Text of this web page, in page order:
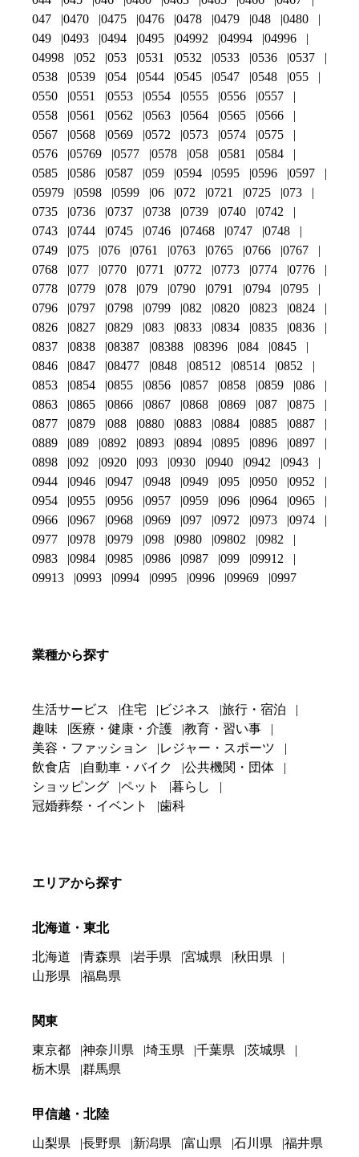
047
0470 0475 0476 0478 0479 048
0480
049
0493 0494 0495 04992 04994
04996
04998
052 053 0531 0532 0533 0536
0537
0538
0539 054 0544 0545 0547 0548
055
0550
0551 0553 0554 0555 0556
0557
0558
0561 0562 0563 0564 0565
0566
0567
0568 0569 0572 0573 0574
0575
0576
05769 0577 0578 058 0581
0584
0585
0586 0587 059 0594 0595 0596
0597
05979
0598 0599 06 072 0721 0725
073
0735
0736 0737 0738 0739 0740
0742
0743
0744 0745 0746 07468 0747
0748
0749
075 076 0761 0763 0765 0766
0767
0768
077 0770 0771 0772 0773 0774
0776
0778
0779 078 079 0790 0791 0794
0795
0796
0797 0798 0799 082 0820 0823
0824
0826
0827 0829 083 0833 0834 0835
0836
0837
0838 08387 08388 08396 084
0845
0846
0847 08477 0848 08512 08514
0852
0853
0854 0855 0856 0857 0858 0859
086
0863
0865 0866 0867 0868 0869 087
0875
0877
0879 088 0880 0883 0884 0885
0887
0889
089 0892 0893 0894 0895 0896
0897
0898
092 0920 093 0930 0940 0942
0943
0944
0946 0947 0948 0949 095 0950
0952
0954
0955 0956 0957 0959 096 0964
0965
0966
0967 0968 0969 097 0972 0973
0974
0977
0978 0979 098 0980 09802
0982
0983
0984 0985 0986 0987 099
09912
09913
0993 0994 0995 0996 09969 0997
業種から探す
生活サービス 住宅 ビジネス
旅行・宿泊
趣味
医療・健康・介護
教育・習い事
美容・ファッション
レジャー・スポーツ
飲食店
自動車・バイク
公共機関・団体
ショッピング
ペット
暮らし
冠婚葬祭・イベント
歯科
エリアから探す
北海道・東北
北海道 青森県 岩手県 宮城県
秋田県
山形県
福島県
関東
東京都 神奈川県 埼玉県 千葉県
茨城県
栃木県
群馬県
甲信越・北陸
山梨県 長野県 新潟県 富山県 石川県 福井県